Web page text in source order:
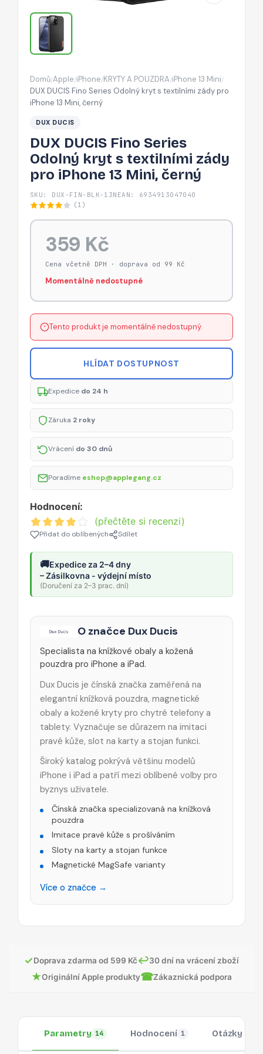
13
Domů/Apple/iPhone/KRYTY A POUZDRA/iPhone 13 Mini/
DUX DUCIS Fino Series Odolný kryt s textilními zády pro
iPhone 13 Mini, černý
DUX DUCIS
DUX DUCIS Fino Series
Odolný kryt s textilními zády
pro iPhone 13 Mini, černý
SKU: DUX-FIN-BLK-13N EAN: 6934913047040
(1)
359 Kč
Cena včetně DPH · doprava od 99 Kč
Momentálně nedostupné
Tento produkt je momentálně nedostupný.
HLÍDAT DOSTUPNOST
Expedice do 24 h
Záruka 2 roky
Vrácení do 30 dnů
Poradíme eshop@applegang.cz
Hodnocení:
(přečtěte si recenzi)
Přidat do oblíbených Sdílet
🚚Expedice za 2–4 dny
– Zásilkovna - výdejní místo
(Doručení za 2–3 prac. dní)
O značce Dux Ducis
Specialista na knížkové obaly a kožená
pouzdra pro iPhone a iPad.
Dux Ducis je čínská značka zaměřená na
elegantní knížková pouzdra, magnetické
obaly a kožené kryty pro chytré telefony a
tablety. Vyznačuje se důrazem na imitaci
pravé kůže, slot na karty a stojan funkci.
Široký katalog pokrývá většinu modelů
iPhone i iPad a patří mezi oblíbené volby pro
byznys uživatele.
Čínská značka specializovaná na knížková
pouzdra
Imitace pravé kůže s prošíváním
Sloty na karty a stojan funkce
Magnetické MagSafe varianty
Více o značce →
✓Doprava zdarma od 599 Kč↩30 dní na vrácení zboží
★Originální Apple produkty☎Zákaznická podpora
Parametry 14 Hodnocení 1 Otázky